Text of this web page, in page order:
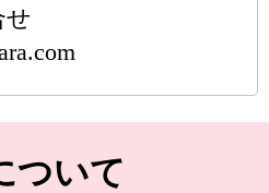
せ
ついて